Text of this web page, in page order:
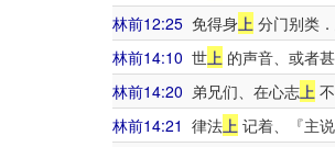
林前12:25 免得身上 分门别类
林前14:10 世上 的声音、或者
林前14:20 弟兄们、在心志上
林前14:21 律法上 记着、『主